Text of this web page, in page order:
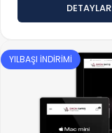
DETAYLAR
YILBAŞI İNDİRİMİ